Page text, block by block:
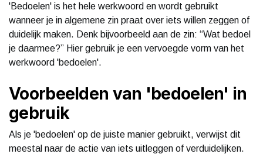
'Bedoelen' is het hele werkwoord en wordt gebruikt
wanneer je in algemene zin praat over iets willen zeggen of
duidelijk maken. Denk bijvoorbeeld aan de zin: “Wat bedoel
je daarmee?” Hier gebruik je een vervoegde vorm van het
werkwoord 'bedoelen'.
Voorbeelden van 'bedoelen' in
gebruik
Als je 'bedoelen' op de juiste manier gebruikt, verwijst dit
meestal naar de actie van iets uitleggen of verduidelijken.